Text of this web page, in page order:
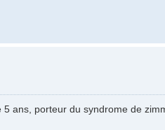
ans, porteur du syndrome de